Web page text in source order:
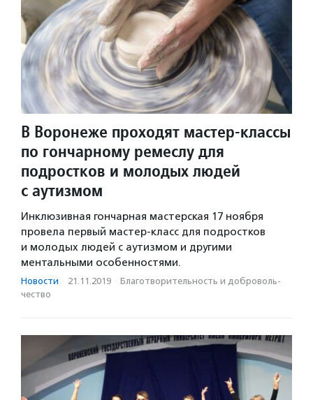
В Воронеже проходят мастер-классы
по гончарному ремеслу для
подростков и молодых людей
с аутизмом
Инклюзивная гончарная мастерская 17 ноября
провела первый мастер-класс для подростков
и молодых людей с аутизмом и другими
ментальными особенностями.
Новости · 21.11.2019 · Благотвори­тель­ность и доброволь­
чест­во